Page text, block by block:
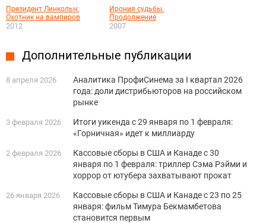
Президент Линкольн:
Охотник на вампиров
2012
Ирония судьбы.
Продолжение
2007
Дополнительные публикации
8 апреля 2026
Аналитика ПрофиСинема за I квартал 2026
года: доли дистрибьюторов на российском
рынке
3 февраля 2026
Итоги уикенда с 29 января по 1 февраля:
«Горничная» идет к миллиарду
2 февраля 2026
Кассовые сборы в США и Канаде с 30
января по 1 февраля: триллер Сэма Рэйми и
хоррор от ютубера захватывают прокат
26 января 2026
Кассовые сборы в США и Канаде с 23 по 25
января: фильм Тимура Бекмамбетова
становится первым